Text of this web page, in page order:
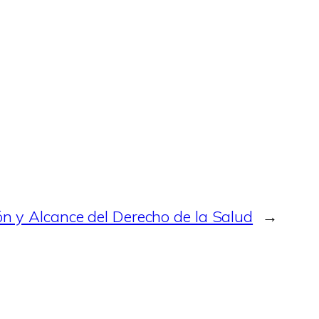
y Alcance del Derecho de la Salud →